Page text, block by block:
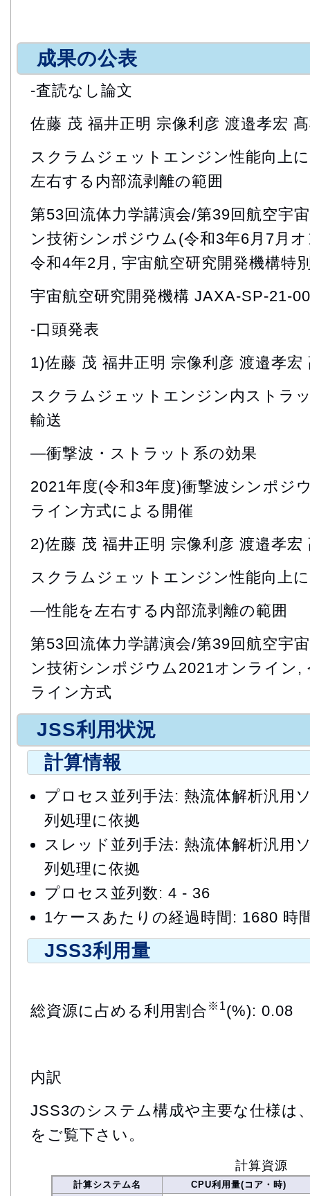
成果の公表
-査読なし論文
佐藤 茂 福井正明 宗像利彦 渡邉孝宏
スクラムジェットエンジン性能向上
左右する内部流剥離の範囲
第53回流体力学講演会/第39回航空宇
ン技術シンポジウム(令和3年6月7月
令和4年2月, 宇宙航空研究開発機構特
宇宙航空研究開発機構 JAXA-SP-21-
-口頭発表
1)佐藤 茂 福井正明 宗像利彦 渡邉孝宏
スクラムジェットエンジン内ストラ
輸送
―衝撃波・ストラット系の効果
2021年度(令和3年度)衝撃波シンポジ
ライン方式による開催
2)佐藤 茂 福井正明 宗像利彦 渡邉孝宏
スクラムジェットエンジン性能向上
―性能を左右する内部流剥離の範囲
第53回流体力学講演会/第39回航空宇
ン技術シンポジウム2021オンライン,
ライン方式
JSS利用状況
計算情報
プロセス並列手法: 熱流体解析汎用
列処理に依拠
スレッド並列手法: 熱流体解析汎用
列処理に依拠
プロセス並列数: 4 - 36
1ケースあたりの経過時間: 1680 時
JSS3利用量
総資源に占める利用割合 ※1 (%): 0.08
内訳
JSS3のシステム構成や主要な仕様は
をご覧下さい。
計算資源
計算システム名
CPU利用量(コア・時)